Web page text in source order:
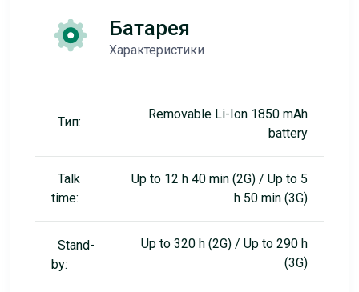
Батарея
Характеристики
Тип:
Removable Li-Ion 1850 mAh
battery
Talk
time:
Up to 12 h 40 min (2G) / Up to 5
h 50 min (3G)
Stand-
by:
Up to 320 h (2G) / Up to 290 h
(3G)